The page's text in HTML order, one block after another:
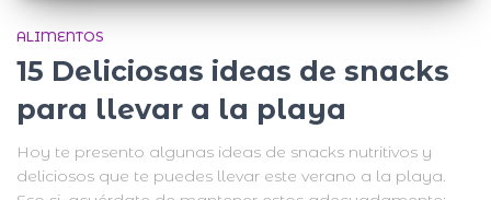
ALIMENTOS
15 Deliciosas ideas de snacks
para llevar a la playa
Hoy te presento algunas ideas de snacks nutritivos y
deliciosos que te puedes llevar este verano a la playa.